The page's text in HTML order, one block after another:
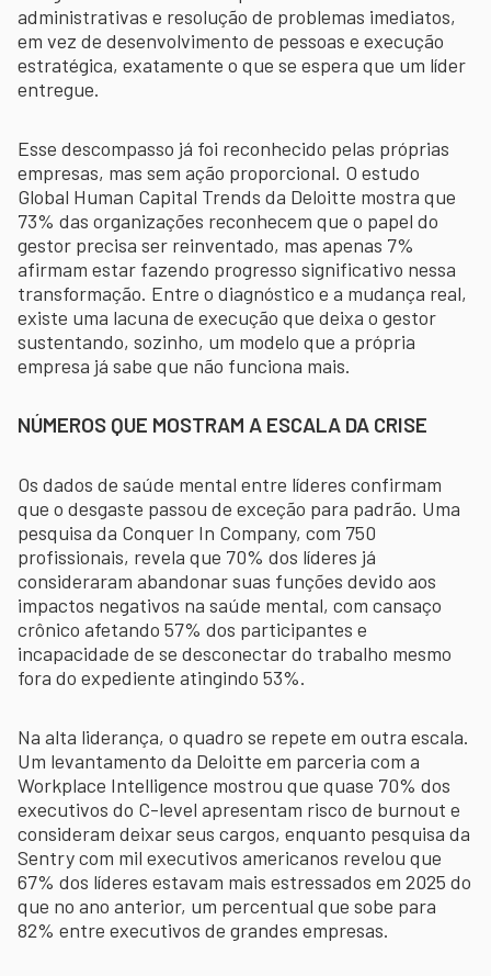
administrativas e resolução de problemas imediatos,
em vez de desenvolvimento de pessoas e execução
estratégica, exatamente o que se espera que um líder
entregue.
Esse descompasso já foi reconhecido pelas próprias
empresas, mas sem ação proporcional. O estudo
Global Human Capital Trends da Deloitte mostra que
73% das organizações reconhecem que o papel do
gestor precisa ser reinventado, mas apenas 7%
afirmam estar fazendo progresso significativo nessa
transformação. Entre o diagnóstico e a mudança real,
existe uma lacuna de execução que deixa o gestor
sustentando, sozinho, um modelo que a própria
empresa já sabe que não funciona mais.
NÚMEROS QUE MOSTRAM A ESCALA DA CRISE
Os dados de saúde mental entre líderes confirmam
que o desgaste passou de exceção para padrão. Uma
pesquisa da Conquer In Company, com 750
profissionais, revela que 70% dos líderes já
consideraram abandonar suas funções devido aos
impactos negativos na saúde mental, com cansaço
crônico afetando 57% dos participantes e
incapacidade de se desconectar do trabalho mesmo
fora do expediente atingindo 53%.
Na alta liderança, o quadro se repete em outra escala.
Um levantamento da Deloitte em parceria com a
Workplace Intelligence mostrou que quase 70% dos
executivos do C-level apresentam risco de burnout e
consideram deixar seus cargos, enquanto pesquisa da
Sentry com mil executivos americanos revelou que
67% dos líderes estavam mais estressados em 2025 do
que no ano anterior, um percentual que sobe para
82% entre executivos de grandes empresas.